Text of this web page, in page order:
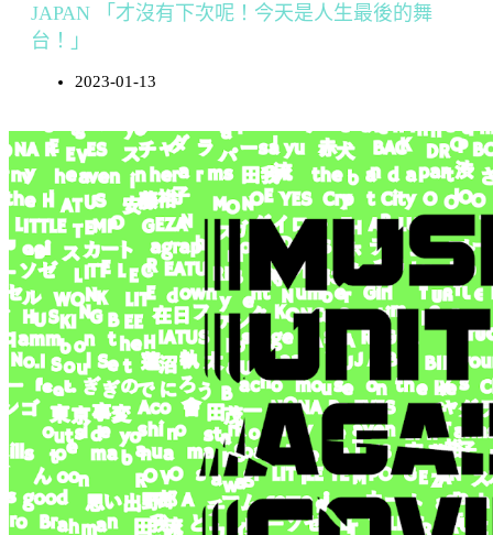
JAPAN 「才沒有下次呢！今天是人生最後的舞
台！」
2023-01-13